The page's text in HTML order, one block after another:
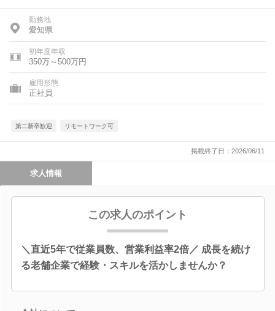
勤務地
愛知県
初年度年収
350万～500万円
雇用形態
正社員
第二新卒歓迎 リモートワーク可
掲載終了日：2026/06/11
求人情報
この求人のポイント
＼直近5年で従業員数、営業利益率2倍／ 成長を続け
る老舗企業で経験・スキルを活かしませんか？